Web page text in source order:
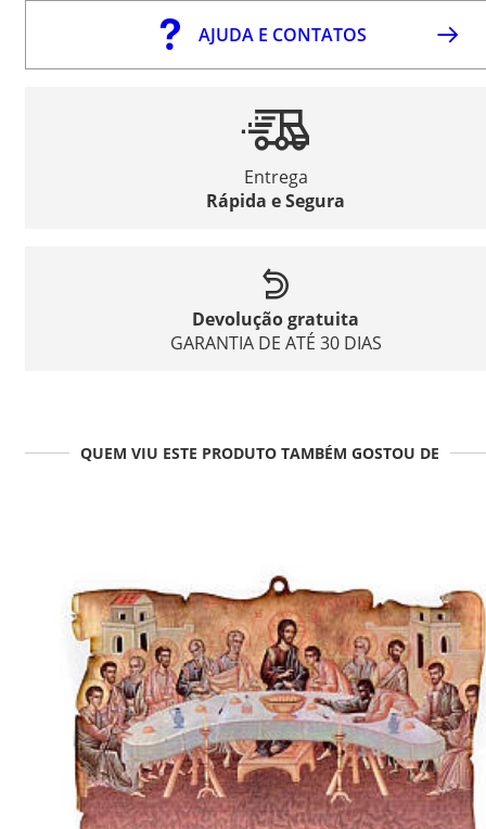
AJUDA E CONTATOS
Entrega
Rápida e Segura
Devolução gratuita
GARANTIA DE ATÉ 30 DIAS
QUEM VIU ESTE PRODUTO TAMBÉM GOSTOU DE